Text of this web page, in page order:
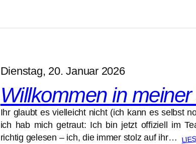
Dienstag, 20. Januar 2026
Willkommen in
Ihr glaubt es vielleicht nicht (ich kann es selbst
ich hab mich getraut: Ich bin jetzt offiziell im
richtig gelesen – ich, die immer stolz auf ihr…